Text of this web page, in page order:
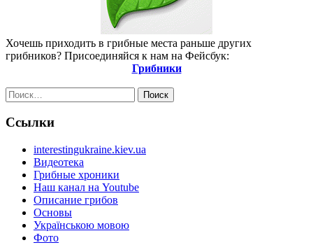
Хочешь приходить в грибные места раньше других
грибников? Присоединяйся к нам на Фейсбук:
Грибники
Найти:
Ссылки
interestingukraine.kiev.ua
Видеотека
Грибные хроники
Наш канал на Youtube
Описание грибов
Основы
Українською мовою
Фото